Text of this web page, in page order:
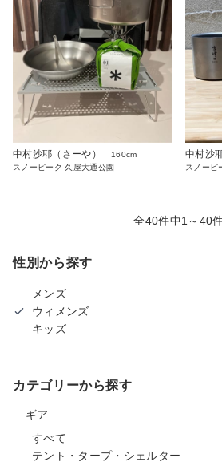
中村沙耶（さーや）
160cm
スノーピーク 久屋大通公園
中村沙
スノーピ
全40件中1～40
性別から探す
メンズ
ウィメンズ
キッズ
カテゴリーから探す
ギア
すべて
テント・タープ・シェルター